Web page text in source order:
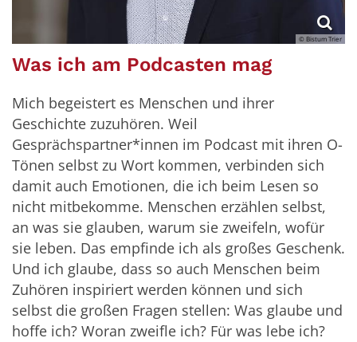
© Bistum Trier
Was ich am Podcasten mag
Mich begeistert es Menschen und ihrer
Geschichte zuzuhören. Weil
Gesprächspartner*innen im Podcast mit ihren O-
Tönen selbst zu Wort kommen, verbinden sich
damit auch Emotionen, die ich beim Lesen so
nicht mitbekomme. Menschen erzählen selbst,
an was sie glauben, warum sie zweifeln, wofür
sie leben. Das empfinde ich als großes Geschenk.
Und ich glaube, dass so auch Menschen beim
Zuhören inspiriert werden können und sich
selbst die großen Fragen stellen: Was glaube und
hoffe ich? Woran zweifle ich? Für was lebe ich?